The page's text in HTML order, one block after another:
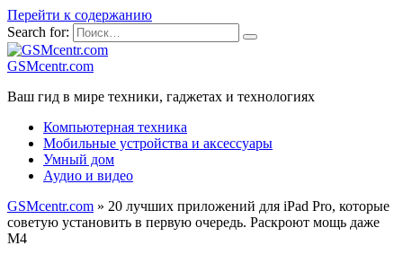
Перейти к содержанию
Search for:
GSMcentr.com
Ваш гид в мире техники, гаджетах и технологиях
Компьютерная техника
Мобильные устройства и аксессуары
Умный дом
Аудио и видео
GSMcentr.com » 20 лучших приложений для iPad Pro, которые
советую установить в первую очередь. Раскроют мощь даже
M4